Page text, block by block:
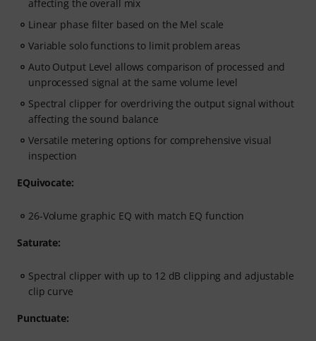
affecting the overall mix
Linear phase filter based on the Mel scale
Variable solo functions to limit problem areas
Auto Output Level allows comparison of processed and
unprocessed signal at the same volume level
Spectral clipper for overdriving the output signal without
affecting the sound balance
Versatile metering options for comprehensive visual
inspection
EQuivocate:
26-Volume graphic EQ with match EQ function
Saturate:
Spectral clipper with up to 12 dB clipping and adjustable
clip curve
Punctuate: